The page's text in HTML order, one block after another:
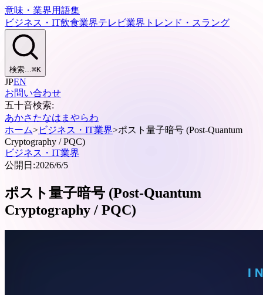
意味・業界用語集
ビジネス・IT飲食業界テレビ業界 トレンド・スラング
検索...⌘K
JPEN
お問い合わせ
五十音検索:
あかさ たなは ま やらわ
ホーム>ビジネス・IT業界>ポスト量子暗号 (Post-Quantum
Cryptography / PQC)
ビジネス・IT業界
公開日:2026/6/5
ポスト量子暗号 (Post-Quantum
Cryptography / PQC)